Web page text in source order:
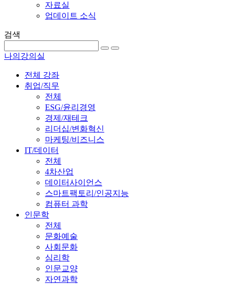
자료실
업데이트 소식
검색
나의강의실
전체 강좌
취업/직무
전체
ESG/윤리경영
경제/재테크
리더십/변화혁신
마케팅/비즈니스
IT/데이터
전체
4차산업
데이터사이언스
스마트팩토리/인공지능
컴퓨터 과학
인문학
전체
문화예술
사회문화
심리학
인문교양
자연과학